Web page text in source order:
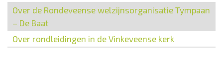
Over de Rondeveense welzijnsorganisatie Tympaan
– De Baat
Over rondleidingen in de Vinkeveense kerk